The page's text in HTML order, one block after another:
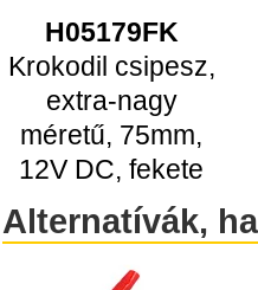
H05179FK
Krokodil csipesz,
extra-nagy
méretű, 75mm,
12V DC, fekete
Alternatívák,